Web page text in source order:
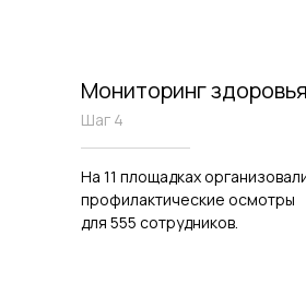
Мониторинг здоровья
Шаг 4
На 11 площадках
профилактические осмотры
для 555 сотрудников.